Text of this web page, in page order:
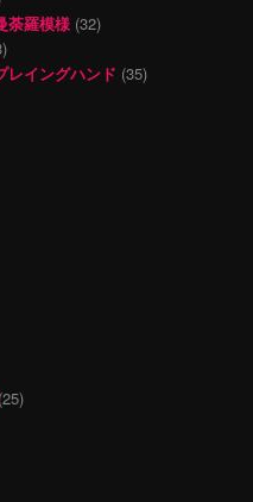
荼羅模様 (32)
レイングハンド (35)
(25)